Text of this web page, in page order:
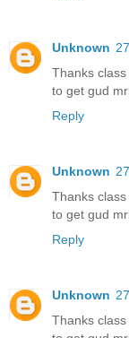
Unknown
Thanks
to get gud
Reply
Unknown
Thanks
to get gud
Reply
Unknown
Thanks